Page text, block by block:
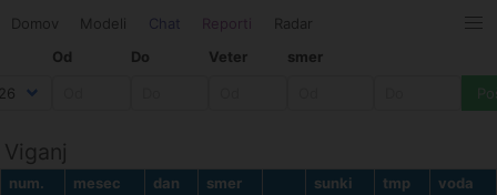
Domov Modeli Chat Reporti Radar
Od Do Veter smer
Viganj
num. mesec dan smer sunki tmp
voda